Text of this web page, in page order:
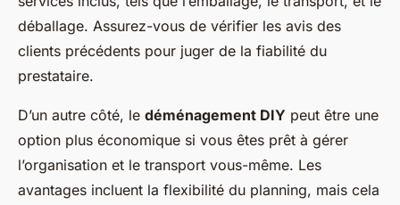
déballage. Assurez-vous de vérifier les avis des
clients précédents pour juger de la fiabilité du
prestataire.
D’un autre côté, le déménagement DIY peut être une
option plus économique si vous êtes prêt à gérer
l’organisation et le transport vous-même. Les
avantages incluent la flexibilité du planning, mais cela